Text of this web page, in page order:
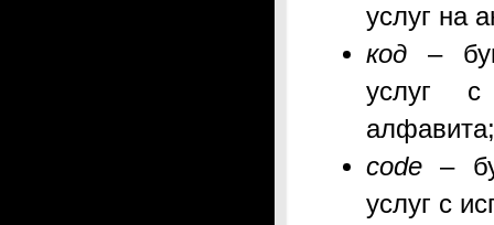
услуг на
код
–
услуг с
алфавита;
code
–
услуг с